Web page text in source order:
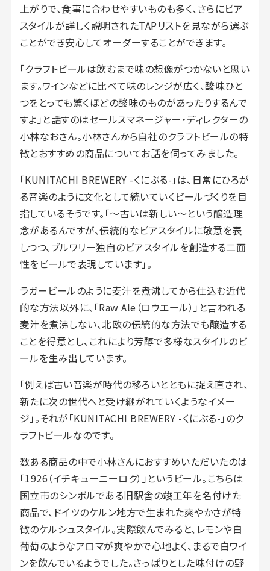
上がりで、食事に合わせやすいものも多く、さらにビア
スタイルが詳しく説明されたTAPリストを見ながら選ぶ
ことができ安心してオーダーすることができます。
「クラフトビールは飲むまで味の想像がつかないと思い
ます。ワインなどに比べて味のレンジが広く、酸味ひと
つをとっても驚くほどの酸味のものがあったりするんで
すよ」と話すのはセールスマネージャー・ディレクターの
小林なおさん。小林さんから自社のクラフトビールの特
徴とおすすめの商品についてお話を伺ってみました。
「KUNITACHI BREWERY -くにぶる-」は、日常にひろが
る音楽のように文化として続いていくビールづくりを目
指しているそうです。「〜古いは新しい〜という醸造理
念があるんですが、伝統的なビアスタイルに敬意を表
しつつ、ブルワリー独自のビアスタイルを創造する二面
性をビールで表現しています」。
ラガービールのように麦汁を煮沸してから仕込む近代
的な方法以外に、「Raw Ale（ロウエール）」と言われる
麦汁を煮沸しない、北欧の伝統的な方法でも醸造する
ことを得意とし、これにより芳醇で多様なスタイルのビ
ールを生み出しています。
「例えば古い音楽が時代の移ろいとともに捉え直され、
新たに次の世代へと受け継がれていくようなイメー
ジ」。それが「KUNITACHI BREWERY -くにぶる-」のク
ラフトビールなのです。
数ある商品の中で小林さんにおすすめいただいたのは
「1926（イチキューニーロク）」というビール。こちらは
国立市のシンボルである旧駅舎の竣工年を名付けた
商品で、ドイツのケルン地方で生まれた爽やかさが特
徴のケルシュスタイル。実際飲んでみると、レモンや白
葡萄のようなアロマが爽やかで心地よく、まるで白ワイ
ンを飲んでいるようでした。さっぱりとした味付けの野